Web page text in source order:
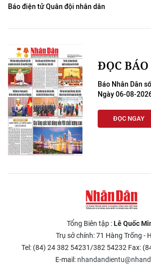
CHƯƠNG TRÌNH OCOP - MỖI XÃ
MỘT SẢN PHẨM
RADIO
MEDIA CENTER
E-Magazine
Media Văn hóa
Media Xã hội
Báo điện tử Quân đội nhân dân
ĐỌC
Báo Nhân Dân
Ngày 06-08-
ĐỌC NGAY
Tổng Biên tập :Lê Quốc
Trụ sở chính: 71 Hàng Trống -
Tel: (84) 24 382 54231/382 54232 Fax:
E-mail: